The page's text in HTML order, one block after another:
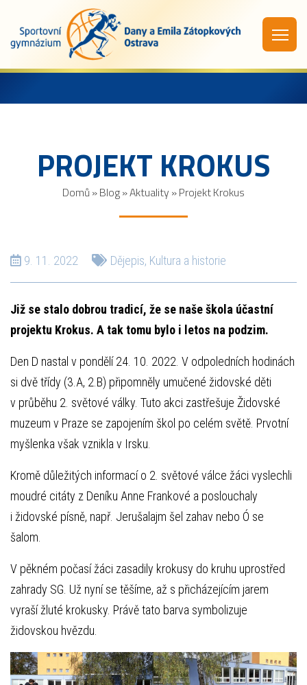
PROJEKT KROKUS
Domů »Blog»Aktuality »Projekt Krokus
9. 11. 2022 Dějepis, Kultura a historie
Již se stalo dobrou tradicí, že se naše škola účastní
projektu Krokus. A tak tomu bylo i letos na podzim.
Den D nastal v pondělí 24. 10. 2022. V odpoledních hodinách
si dvě třídy (3.A, 2.B) připomněly umučené židovské děti
v průběhu 2. světové války. Tuto akci zastřešuje Židovské
muzeum v Praze se zapojením škol po celém světě. Prvotní
myšlenka však vznikla v Irsku.
Kromě důležitých informací o 2. světové válce žáci vyslechli
moudré citáty z Deníku Anne Frankové a poslouchaly
i židovské písně, např. Jerušalajm šel zahav nebo Ó se
šalom.
V pěkném počasí žáci zasadily krokusy do kruhu uprostřed
zahrady SG. Už nyní se těšíme, až s přicházejícím jarem
vyraší žluté krokusky. Právě tato barva symbolizuje
židovskou hvězdu.